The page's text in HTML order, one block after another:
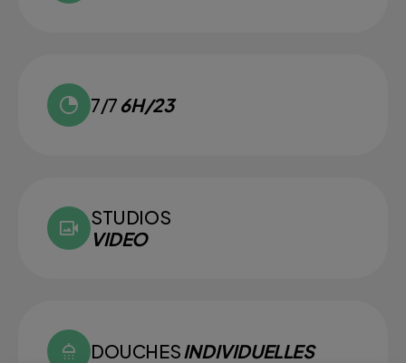
7/7 6H/23
STUDIOS
VIDEO
DOUCHESINDIVIDUELLES